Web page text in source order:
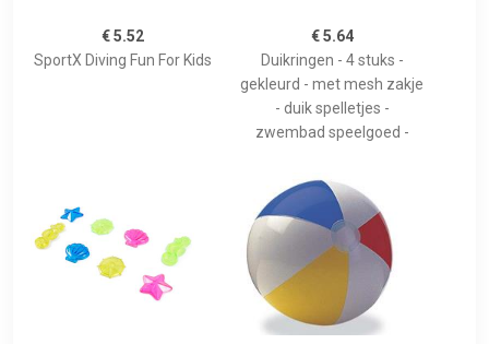
€ 5.52
SportX Diving Fun For Kids
€ 5.64
Duikringen - 4 stuks -
gekleurd - met mesh zakje
- duik spelletjes -
zwembad speelgoed -